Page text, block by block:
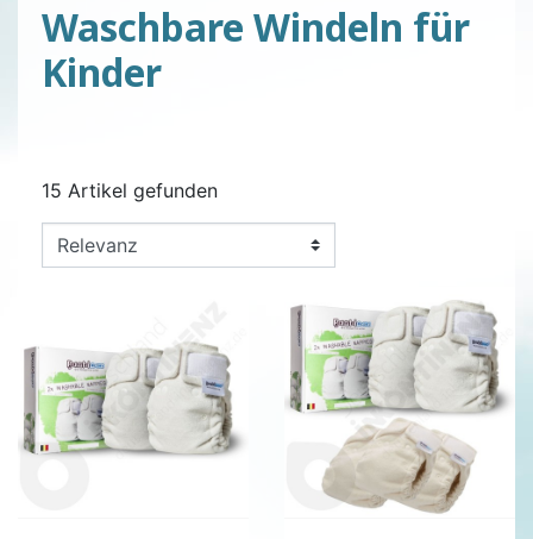
Waschbare Windeln für
Kinder
15 Artikel gefunden